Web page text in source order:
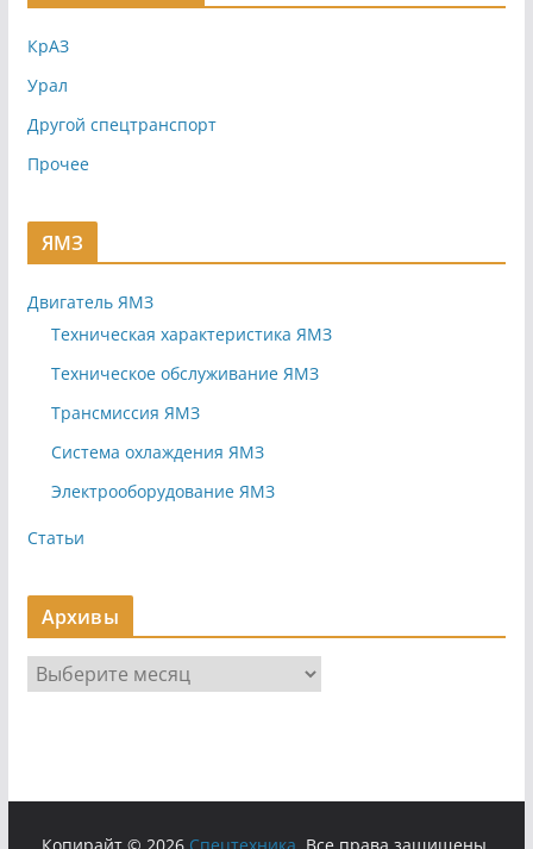
КрАЗ
Урал
Другой спецтранспорт
Прочее
ЯМЗ
Двигатель ЯМЗ
Техническая характеристика ЯМЗ
Техническое обслуживание ЯМЗ
Трансмиссия ЯМЗ
Система охлаждения ЯМЗ
Электрооборудование ЯМЗ
Статьи
Архивы
р
Копирайт © 2026 Cпецтехника . Все права защищены.